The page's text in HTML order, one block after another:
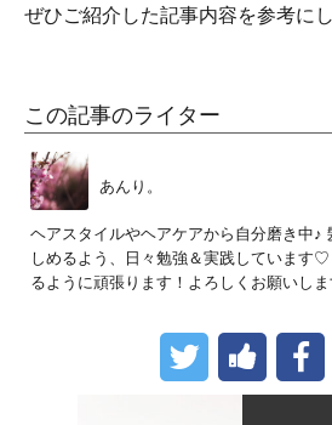
ぜひご紹介した記事内容を参考に
この記事のライター
あんり。
ヘアスタイルやヘアケアから自分磨き中♪
しめるよう、日々勉強＆実践しています
るように頑張ります！よろしくお願いしま